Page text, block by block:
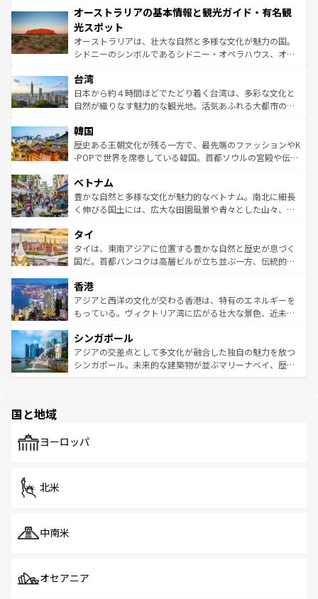
部のニューオーリンズでは、音楽と美食が融合した独特の
文化が魅力。旅行者はアメリカの各地域で異なる魅力を楽
しみながら、その多様性と豊かな歴史を感じることができ
るだろう。車でのロードトリップや列車の旅も、アメリカ
情報は
ワイ島は見逃せない。また、定番の観光地といえばオアフ
島だが、静かな自然を求めるならマウイ島やカウアイ島が
おすすめ。エメラルドグリーンに輝く海をはじめ、豊かな
文化や歴史が息づいている。「アロハスピリット」と呼ば
人々、おいしいローカルフードやハワイアンミュージッ
ク、伝統的なフラダンスなど、すべてがハワイの魅力を彩
っている。訪れるたびに新しい発見と感動が待っているハ
はコンテンツ一覧
オーストラリアの基本情報と観光ガイド・有名観
光スポット
オーストラリアは、壮大な自然と多様な文化が魅力の国。
シドニーのシンボルであるシドニー・オペラハウス、オー
リアリーフや大陸中央部にそびえるウルル（エアーズロッ
ク）、タスマニアの美しい原生林やケアンズの熱帯雨林な
ど、見どころがたくさん。また、カフェやワイン、オージ
いる。アクティビティも充実しており、サーフィンやダイ
ビング、ハイキングなど、アウトドア好きにはたまらな
い。オーストラリアの多彩な魅力を存分に味わいつくそ
参照してほしい。
台湾
日本から約４時間ほどでたどり着く台湾は、多彩な文化と
自然が織りなす魅力的な観光地。活気あふれる大都市の台
ン）、静ひつな山岳地帯である台湾東部など、都市の喧騒
と山間の静けさが共存しており、訪れる人に新しい発見と
驚きをもたらしてくれる。また、奥深い台湾の食文化も魅
容にもいいと評判のスイーツなど、バラエティ豊かな料理
が味わえる。 なお、新着の台湾情報は コンテンツ一覧を参
照してほしい。
韓国
歴史ある王朝文化が残る一方で、最先端のファッションやK
-POPで世界を席巻している韓国。首都ソウルの宮殿や伝統
き、地方に足を延ばせば四季折々の自然美を楽しむことが
できる。そして、キムチや焼肉、絶品のストリートフード
まで、さまざまな韓国料理が待っている。夜には、韓国な
リティに包まれながら、韓国の多彩な魅力を心ゆくまで味
わってみてほしい。 なお、新着の韓国情報はコンテンツ一
覧を参照してほしい。
ベトナム
豊かな自然と多様な文化が魅力的なベトナム。南北に細長
く伸びる国土には、広大な田園風景や青々とした山々、世
急速な発展と共に伝統が息づく。ハノイの古い町並みやホ
ーチミン市のフランス統治時代の建物も、独特の雰囲気を
醸し出している。また、バラエティの豊かさとおいしさで
とつ。フォーやバインミー、ベトナムコーヒーなどは、ぜ
ひ現地で味わいたい。どの地域を訪れてもあたたかい人々
が旅行者を迎えてくれるので、きっと忘れられない旅にな
参照してほしい。
タイ
タイは、東南アジアに位置する豊かな自然と歴史が息づく
国だ。首都バンコクは高層ビルが立ち並ぶ一方、伝統的な
の活気が交差している。北部ではチェンマイなどの山岳地
帯で自然と触れ合い、南部ではプーケットやクラビの美し
いビーチでリゾート気分を楽しむことができる。タイ料理
激する。気候は一年中温暖で、どの季節にも異なる楽しみ
が待っている。親しみやすいタイの人々、仏教を中心とし
た文化、そして多様な観光資源が、訪れる旅人を魅了し続
香港
アジアと西洋の文化が交わる香港は、特有のエネルギーを
もっている。ヴィクトリア湾に広がる壮大な景色、近未来
み、どこを訪れても感動するはず。観光スポットが密集し
ており、効率よく見どころを回れるのも魅力。息をのむよ
うな絶景から文化的な体験まで、香港を存分に楽しみ尽く
シンガポール
アジアの交差点として多文化が融合した独自の魅力を放つ
シンガポール。未来的な建築物が並ぶマリーナベイ、歴史
で、ホーカーズは地元の風情を楽しめる外せないスポット
国と地域
ヨーロッパ
北米
中南米
オセアニア